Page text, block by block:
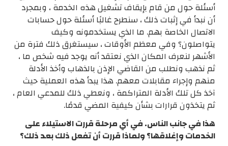
أسئلة حول من قام بإيقاف تشغيل هذه الخدمة ، وبمجرد
أن نبدأ في إثبات ذلك ، سنطرح غالبًا أسئلة حول حسابات
الاتصال الخاصة بهم. ما الذي يستخدمونه وكيف
يتواصلون؟ وفي معظم الأوقات ، سيستغرق ذلك فترة من
الأشهر لنعرف المكان الذي نعتقد أنه يوجد فيه شخص ما ،
ثم نذهب ونطلب من القاضي الإذن بالذهاب وأخذ الأدلة
منهم وإجراء مقابلات معهم. هذا يبدأ هذه العملية حيث
آخذ كل تلك الأدلة المتراكمة ، ونعطي ذلك للمدعي العام ،
ثم يتخذون قرارات بشأن كيفية المضي قدمًا.
هذا في جانب الناس. في أي مرحلة قررت الاستيلاء على
الخدمات وإغلاقها؟ ولماذا قررت أن تفعل ذلك بعد ذلك؟